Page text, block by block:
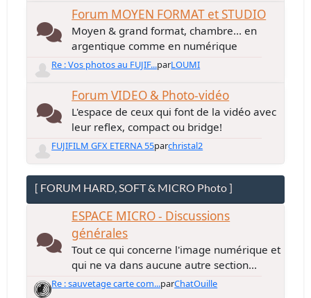
Forum MOYEN FORMAT et STUDIO
Moyen & grand format, chambre... en
argentique comme en numérique
Re : Vos photos au FUJIF...parLOUMI
Forum VIDEO & Photo-vidéo
L'espace de ceux qui font de la vidéo avec
leur reflex, compact ou bridge!
FUJIFILM GFX ETERNA 55parchristal2
[ FORUM HARD, SOFT & MICRO Photo ]
ESPACE MICRO - Discussions
générales
Tout ce qui concerne l'image numérique et
qui ne va dans aucune autre section...
Re : sauvetage carte com...parChatOuille